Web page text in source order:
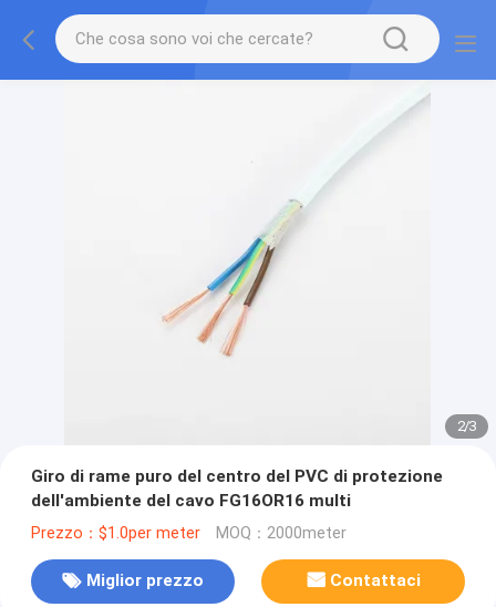
2/3
Giro di rame puro del centro del PVC di protezione
dell'ambiente del cavo FG16OR16 multi
Prezzo：$1.0per meter MOQ：2000meter
Miglior prezzo Contattaci